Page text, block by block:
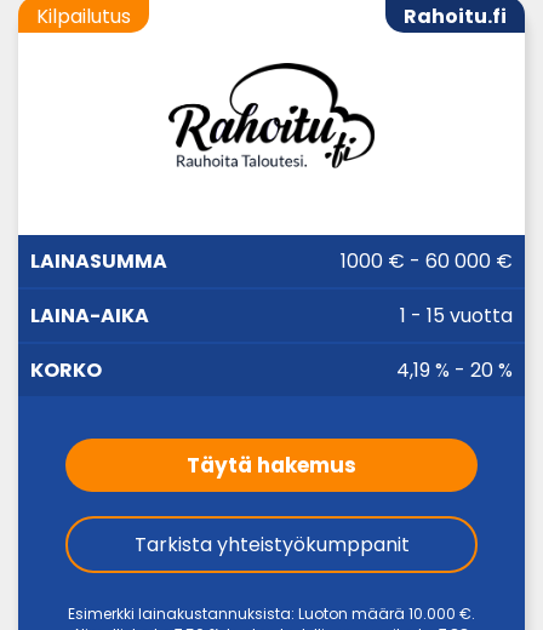
Rahoitu.fi
Kilpailutus
LAINASUMMA KORKO1000 € - 60 000 €
1 - 15 vuotta
4,19 % - 20 %
Täytä hakemus
Tarkista yhteistyökumppanit
Esimerkki lainakustannuksista: Luoton määrä 10.000 €.